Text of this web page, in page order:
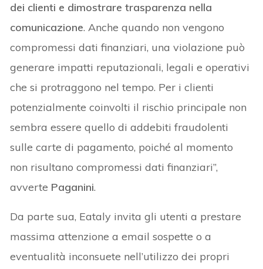
dei clienti e dimostrare trasparenza nella
comunicazione. Anche quando non vengono
compromessi dati finanziari, una violazione può
generare impatti reputazionali, legali e operativi
che si protraggono nel tempo. Per i clienti
potenzialmente coinvolti il rischio principale non
sembra essere quello di addebiti fraudolenti
sulle carte di pagamento, poiché al momento
non risultano compromessi dati finanziari”,
avverte Paganini.
Da parte sua, Eataly invita gli utenti a prestare
massima attenzione a email sospette o a
eventualità inconsuete nell’utilizzo dei propri